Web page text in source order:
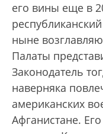
его вины еще в
ныне
Палаты
Законодатель
наверняка
американских
Афганистане.